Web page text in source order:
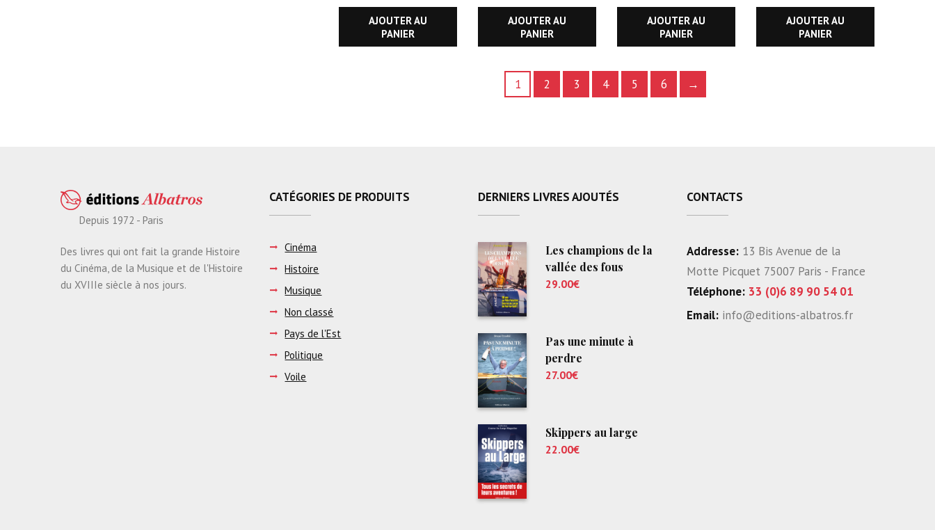
AJOUTER AU
PANIER
AJOUTER AU
PANIER
AJOUTER AU
PANIER
AJOUTER AU
PANIER
1 2 3 4 5 6 →
Depuis 1972 - Paris
Des livres qui ont fait la grande Histoire
du Cinéma, de la Musique et de l'Histoire
du XVIIIe siècle à nos jours.
CATÉGORIES DE PRODUITS
Cinéma
Histoire
Musique
Non classé
Pays de l'Est
Politique
Voile
DERNIERS LIVRES AJOUTÉS
Les champions de la
vallée des fous
29.00€
Pas une minute à
perdre
27.00€
Skippers au large
22.00€
CONTACTS
Addresse: 13 Bis Avenue de la
Motte Picquet 75007 Paris - France
Téléphone: 33 (0)6 89 90 54 01
Email: info@editions-albatros.fr